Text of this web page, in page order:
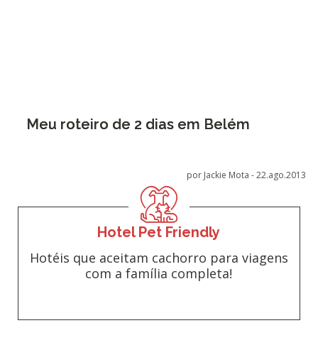
Meu roteiro de 2 dias em Belém
por Jackie Mota -22.ago.2013
Hotel Pet Friendly
Hotéis que aceitam cachorro para viagens
com a família completa!